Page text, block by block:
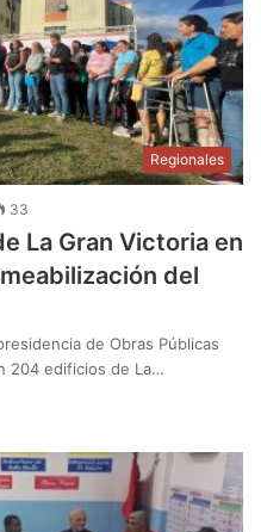
Regionales
33
La Gran Victoria en
del
de Obras Públicas
204 edificios de La…